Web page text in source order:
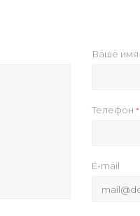
Ваше имя
Телефон *
E-mail